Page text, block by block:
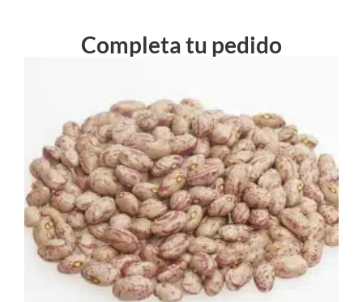
Completa tu pedido